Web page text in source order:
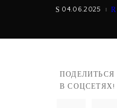
04.06.2025
ПОДЕЛИТЬСЯ
В СОЦСЕТЯХ!